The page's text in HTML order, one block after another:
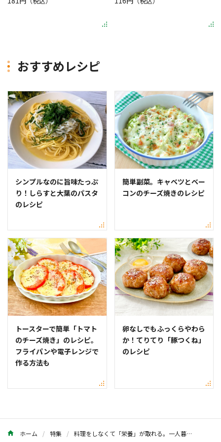
おすすめレシピ
シンプルなのに旨味たっぷ
り！しらすと大葉のパスタ
のレシピ
簡単副菜。キャベツとベー
コンのチーズ焼きのレシピ
トースターで簡単「トマト
のチーズ焼き」のレシピ。
フライパンや電子レンジで
作る方法も
卵なしでもふっくらやわら
か！てりてり「豚つくね」
のレシピ
ホーム 特集 料理をしなくて「栄養」が取れる。一人暮らしの味方！アスリートメシで1週間の献立作りました。